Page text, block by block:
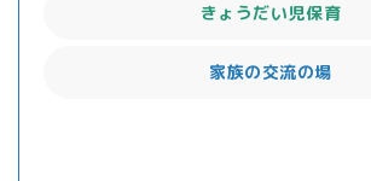
きょうだい児保育
家族の交流の場